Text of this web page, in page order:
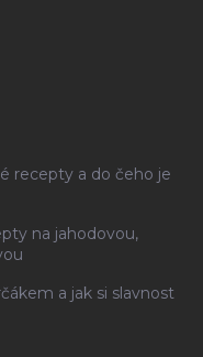
recepty a do čeho je
na jahodovou,
a jak si slavnost